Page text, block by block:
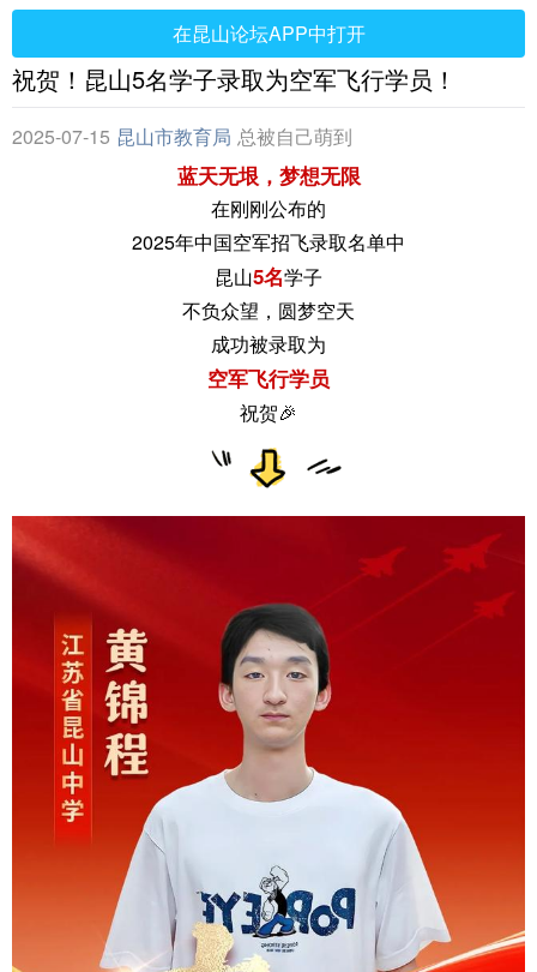
在昆山论坛APP中打开
祝贺！昆山5名学子录取为空军飞行学员！
2025-07-15 昆山市教育局 总被自己萌到
蓝天无垠，梦想无限
在刚刚公布的
2025年中国空军招飞录取名单中
昆山5名学子
不负众望，圆梦空天
成功被录取为
空军飞行学员
祝贺🎉